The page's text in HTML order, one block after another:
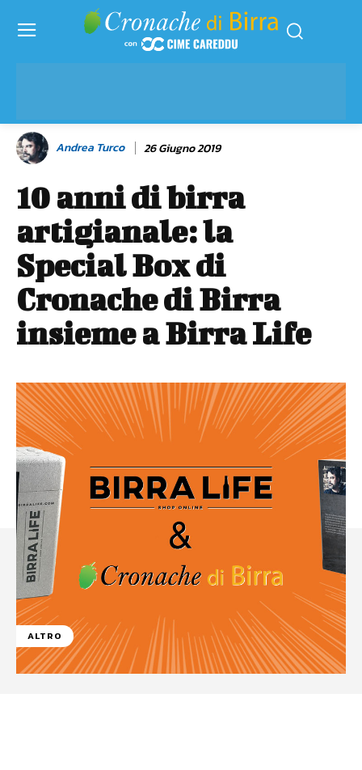
Andrea Turco 26 Giugno 2019
10 anni di birra
artigianale: la
Special Box di
Cronache di Birra
insieme a Birra Life
ALTRO